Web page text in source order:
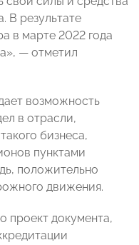
В результате
в марте 2022 года
— отметил
возможность
в отрасли,
бизнеса,
пунктами
положительно
движения.
проект документа,